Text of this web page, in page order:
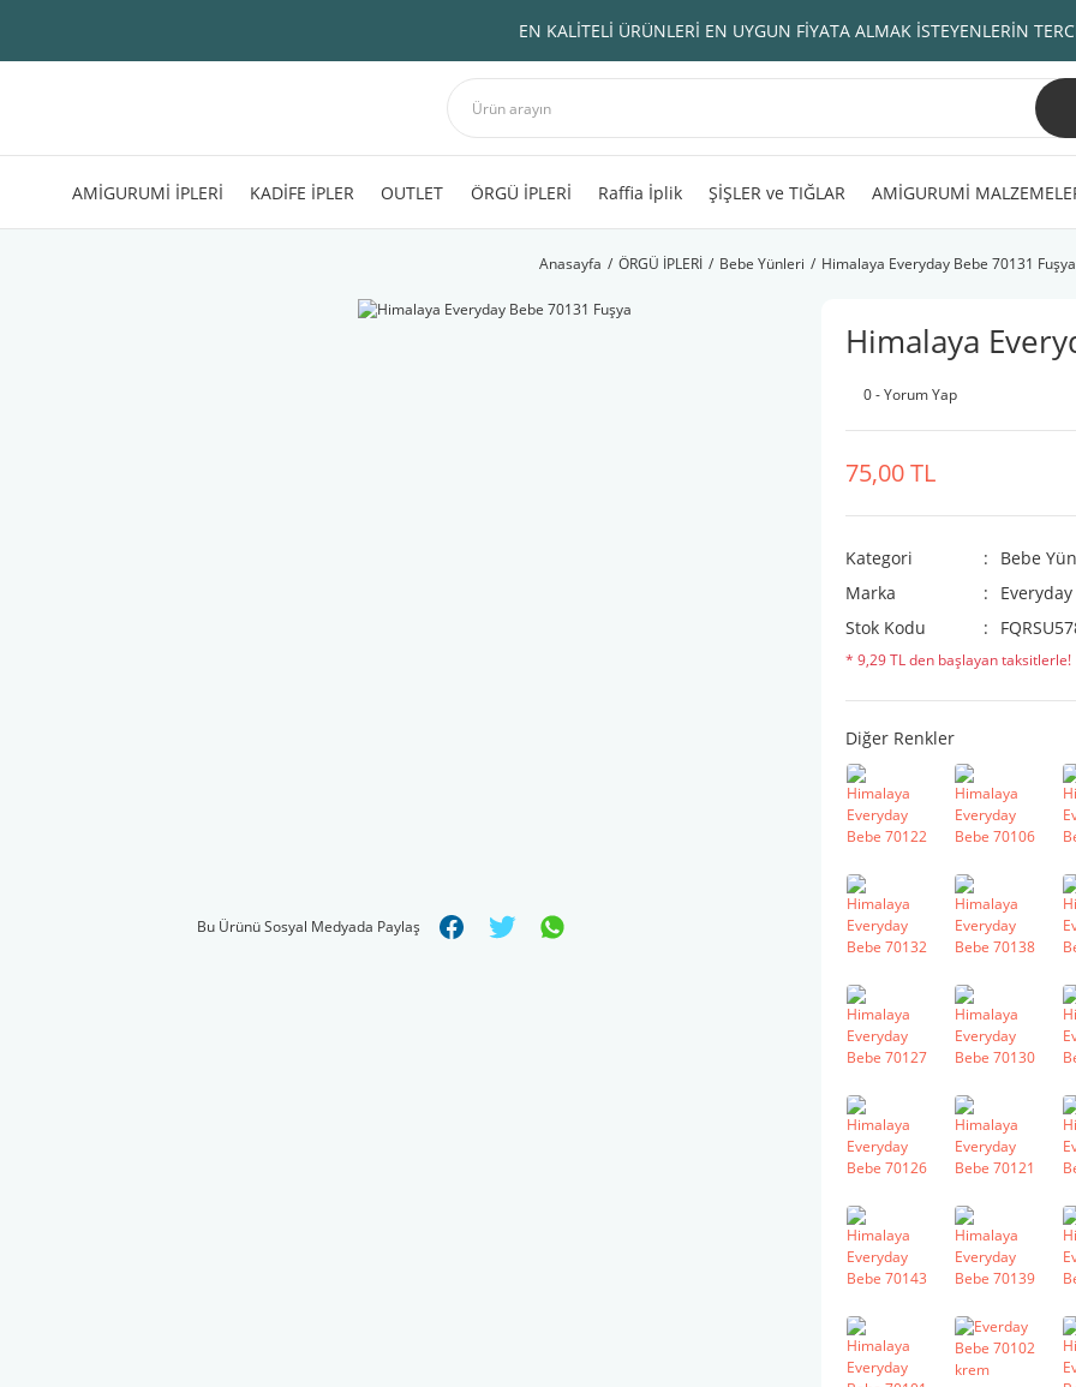
EN KALİTELİ ÜRÜNLERİ EN UYGUN FİYATA ALMAK İSTEYENLERİN
AMİGURUMİ İPLERİ KADİFE İPLER OUTLET ÖRGÜ İPLERİ Raffia İplik ŞİŞLER ve TIĞLAR AMİGURUMİ
Anasayfa ÖRGÜ İPLERİ Bebe Yünleri Himalaya Everyday Bebe 70131 Fuşya
Bu Ürünü Sosyal Medyada Paylaş
Himalaya
0 - Yorum Yap
75,00 TL
Kategori
Bebe
Marka
Stok Kodu
* 9,29 TL den başlayan taksitlerle!
Diğer Renkler